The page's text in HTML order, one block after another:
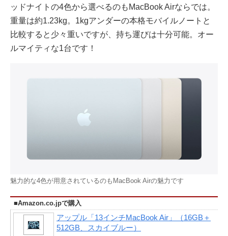
ッドナイトの4色から選べるのもMacBook Airならでは。
重量は約1.23kg。1kgアンダーの本格モバイルノートと
比較すると少々重いですが、持ち運びは十分可能。オー
ルマイティな1台です！
魅力的な4色が用意されているのもMacBook Airの魅力です
■Amazon.co.jpで購入
アップル「13インチMacBook Air」（16GB＋
512GB、スカイブルー）